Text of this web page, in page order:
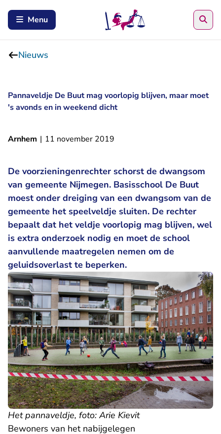
Menu
Nieuws
Pannaveldje De Buut mag voorlopig blijven, maar moet
's avonds en in weekend dicht
Arnhem | 11 november 2019
De voorzieningenrechter schorst de dwangsom
van gemeente Nijmegen. Basisschool De Buut
moest onder dreiging van een dwangsom van de
gemeente het speelveldje sluiten. De rechter
bepaalt dat het veldje voorlopig mag blijven, wel
is extra onderzoek nodig en moet de school
aanvullende maatregelen nemen om de
geluidsoverlast te beperken.
Het pannaveldje, foto: Arie Kievit
Bewoners van het nabijgelegen